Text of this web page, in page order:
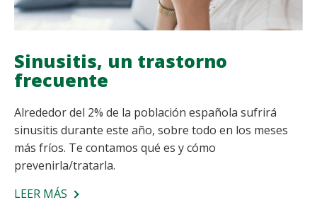
Sinusitis, un trastorno
frecuente
Alrededor del 2% de la población española sufrirá
sinusitis durante este año, sobre todo en los meses
más fríos. Te contamos qué es y cómo
prevenirla/tratarla.
LEER MÁS SOBRE